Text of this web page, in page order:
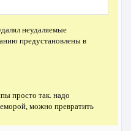
неудаляемые
предустановлены в
просто так. надо
можно превратить